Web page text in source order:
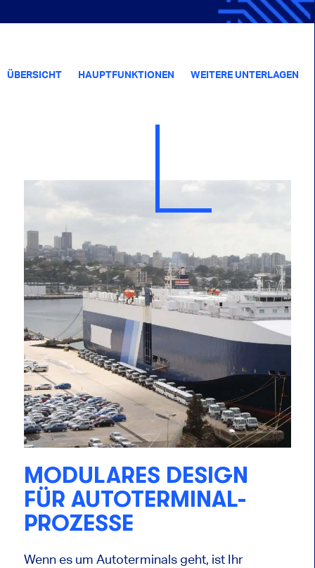
ÜBERSICHT HAUPTFUNKTIONEN WEITERE UNTERLAGEN
MODULARES DESIGN
FÜR AUTOTERMINAL-
PROZESSE
Wenn es um Autoterminals geht, ist Ihr